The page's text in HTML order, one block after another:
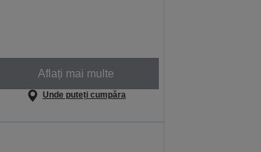
Aflați mai multe
Unde puteți cumpăra